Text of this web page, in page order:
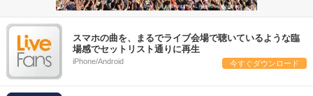
スマホの曲を、まるでライブ会場で聴いているような臨
場感でセットリスト通りに再生
iPhone/Android 今すぐダウンロード